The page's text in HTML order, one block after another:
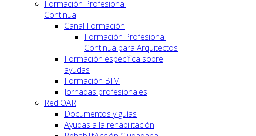
Formación Profesional
Continua
Canal Formación
Formación Profesional
Continua para Arquitectos
Formación específica sobre
ayudas
Formación BIM
Jornadas profesionales
Red OAR
Documentos y guías
Ayudas a la rehabilitación